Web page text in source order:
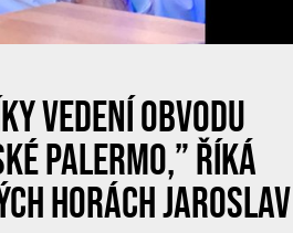
vedení obvodu
Palermo,” říká
Horách Jaroslav